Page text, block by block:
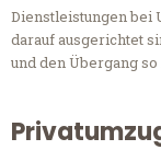
Dienstleistungen bei
darauf ausgerichtet
und den Übergang